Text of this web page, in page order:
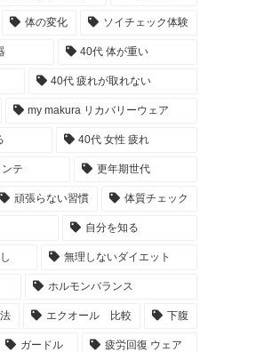
体の変化 ソイチェック体験
40代 体が重い
40代 疲れが取れない
my makura リカバリーウェア
40代 女性 疲れ
テ 更年期世代
頑張らない習慣 体質チェック
自分を知る
無理しないダイエット
ホルモンバランス
エクオール 比較 下腹
ガードル 疲労回復 ウェア